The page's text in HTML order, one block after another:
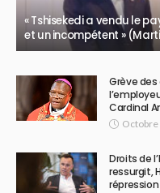
« Tshisekedi a vendu le
et un incompétent »
Grève
Cardinal
Octobre
Droits de
ressurgit,